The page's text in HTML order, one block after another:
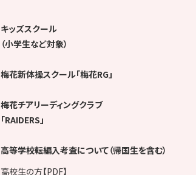
キッズスクール
（小学生など対象）
梅花新体操スクール「梅花RG」
梅花チアリーディングクラブ
「RAIDERS」
高等学校転編入考査について（帰国生を含む）
高校生の方【PDF】